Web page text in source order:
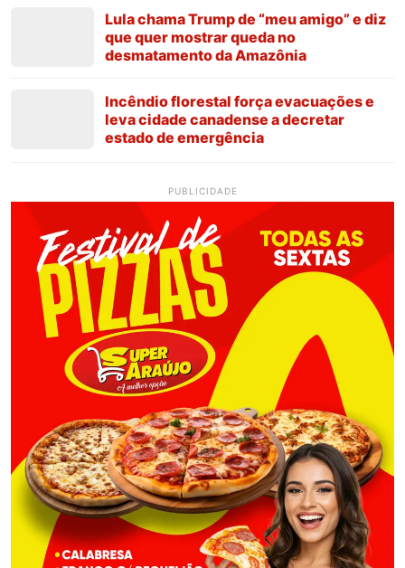
Lula chama Trump de “meu amigo” e diz
que quer mostrar queda no
desmatamento da Amazônia
Incêndio florestal força evacuações e
leva cidade canadense a decretar
estado de emergência
PUBLICIDADE